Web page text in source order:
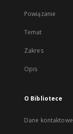
Powiązanie
Temat
Zakres
Opis
O Bibliotece
Dane kontaktowe